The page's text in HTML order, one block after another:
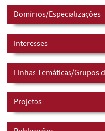
Domínios/Especializações
Interesses
Linhas Temáticas/Grupos
Projetos